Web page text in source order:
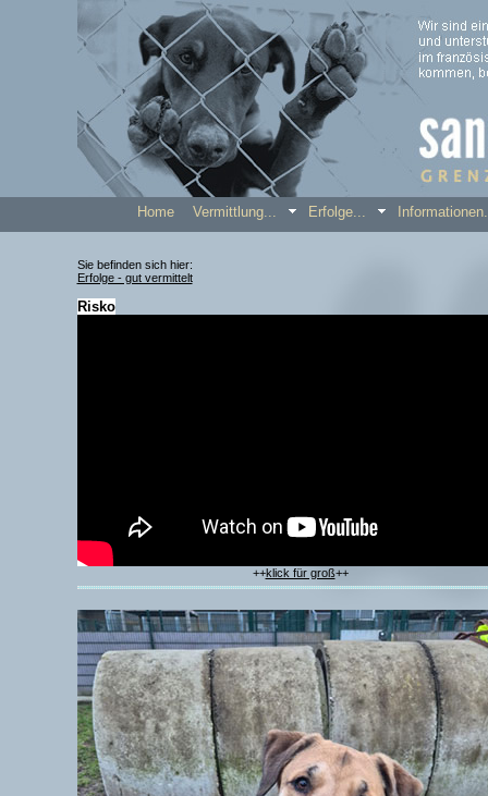
Home Vermittlung... Erfolge...
Sie befinden sich hier:
Erfolge - gut vermittelt
Risko
++klick für groß++